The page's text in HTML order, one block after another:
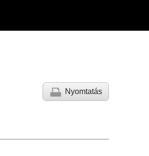
Nyomtatás